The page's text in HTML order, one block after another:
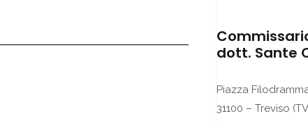
dott. Sante
Piazza
31100 – Treviso